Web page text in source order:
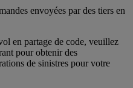
envoyées par des tiers en
en partage de code, veuillez
pour obtenir des
de sinistres pour votre